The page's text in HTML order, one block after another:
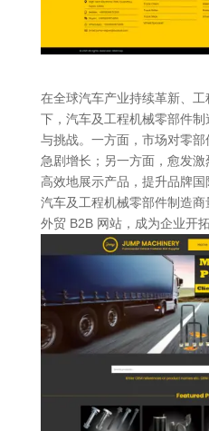
在全球汽车产业持续革新、
下，汽车及工程机械零部件
与挑战。一方面，市场对零
急剧增长；另一方面，愈发
高效地展示产品，提升品牌
汽车及工程机械零部件制造
外贸 B2B 网站，成为企业开